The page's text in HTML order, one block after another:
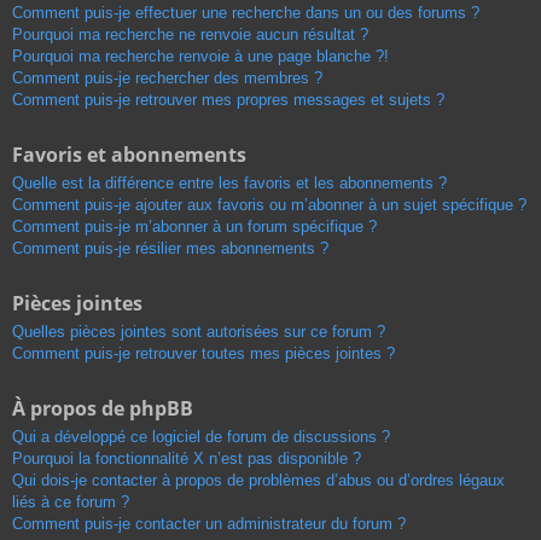
Comment puis-je effectuer une recherche dans un ou des forums ?
Pourquoi ma recherche ne renvoie aucun résultat ?
Pourquoi ma recherche renvoie à une page blanche ?!
Comment puis-je rechercher des membres ?
Comment puis-je retrouver mes propres messages et sujets ?
Favoris et abonnements
Quelle est la différence entre les favoris et les abonnements ?
Comment puis-je ajouter aux favoris ou m’abonner à un sujet spécifique ?
Comment puis-je m’abonner à un forum spécifique ?
Comment puis-je résilier mes abonnements ?
Pièces jointes
Quelles pièces jointes sont autorisées sur ce forum ?
Comment puis-je retrouver toutes mes pièces jointes ?
À propos de phpBB
Qui a développé ce logiciel de forum de discussions ?
Pourquoi la fonctionnalité X n’est pas disponible ?
Qui dois-je contacter à propos de problèmes d’abus ou d’ordres légaux
liés à ce forum ?
Comment puis-je contacter un administrateur du forum ?